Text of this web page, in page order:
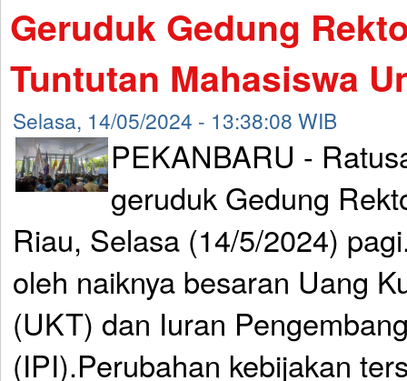
Geruduk Gedung
Tuntutan Mahasiswa
Selasa, 14/05/2024 - 13:38:08 WIB
PEKANBARU -
geruduk Gedung
Riau, Selasa (14/5/2024)
oleh naiknya besaran Uang
(UKT) dan Iuran
(IPI).Perubahan kebijakan